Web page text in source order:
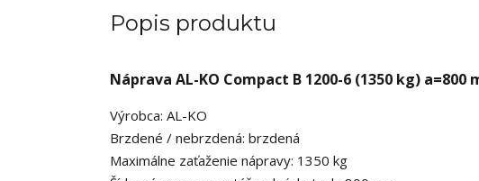
Popis produktu
Náprava AL-KO Compact B 1200-6 (1350 kg) a=800
Výrobca: AL-KO
Brzdené / nebrzdená: brzdená
Maximálne zaťaženie nápravy: 1350 kg